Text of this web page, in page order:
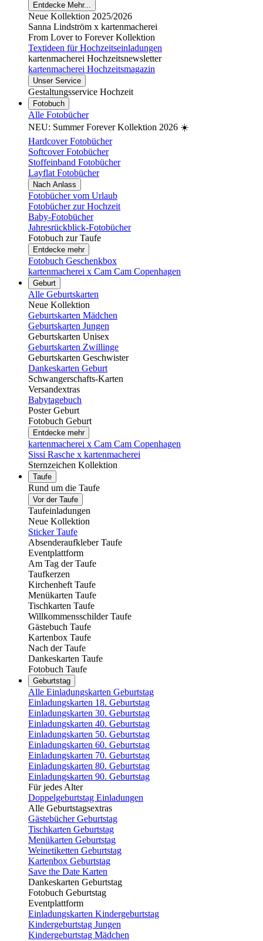
Entdecke Mehr...
Neue Kollektion 2025/2026
Sanna Lindström x kartenmacherei
From Lover to Forever Kollektion
Textideen für Hochzeitseinladungen
kartenmacherei Hochzeitsnewsletter
kartenmacherei Hochzeitsmagazin
Unser Service
Gestaltungsservice Hochzeit
Fotobuch
Alle Fotobücher
NEU: Summer Forever Kollektion 2026 ☀️
Hardcover Fotobücher
Softcover Fotobücher
Stoffeinband Fotobücher
Layflat Fotobücher
Nach Anlass
Fotobücher vom Urlaub
Fotobücher zur Hochzeit
Baby-Fotobücher
Jahresrückblick-Fotobücher
Fotobuch zur Taufe
Entdecke mehr
Fotobuch Geschenkbox
kartenmacherei x Cam Cam Copenhagen
Geburt
Alle Geburtskarten
Neue Kollektion
Geburtskarten Mädchen
Geburtskarten Jungen
Geburtskarten Unisex
Geburtskarten Zwillinge
Geburtskarten Geschwister
Dankeskarten Geburt
Schwangerschafts-Karten
Versandextras
Babytagebuch
Poster Geburt
Fotobuch Geburt
Entdecke mehr
kartenmacherei x Cam Cam Copenhagen
Sissi Rasche x kartenmacherei
Sternzeichen Kollektion
Taufe
Rund um die Taufe
Vor der Taufe
Taufeinladungen
Neue Kollektion
Sticker Taufe
Absenderaufkleber Taufe
Eventplattform
Am Tag der Taufe
Taufkerzen
Kirchenheft Taufe
Menükarten Taufe
Tischkarten Taufe
Willkommensschilder Taufe
Gästebuch Taufe
Kartenbox Taufe
Nach der Taufe
Dankeskarten Taufe
Fotobuch Taufe
Geburtstag
Alle Einladungskarten Geburtstag
Einladungskarten 18. Geburtstag
Einladungskarten 30. Geburtstag
Einladungskarten 40. Geburtstag
Einladungskarten 50. Geburtstag
Einladungskarten 60. Geburtstag
Einladungskarten 70. Geburtstag
Einladungskarten 80. Geburtstag
Einladungskarten 90. Geburtstag
Für jedes Alter
Doppelgeburtstag Einladungen
Alle Geburtstagsextras
Gästebücher Geburtstag
Tischkarten Geburtstag
Menükarten Geburtstag
Weinetiketten Geburtstag
Kartenbox Geburtstag
Save the Date Karten
Dankeskarten Geburtstag
Fotobuch Geburtstag
Eventplattform
Einladungskarten Kindergeburtstag
Kindergeburtstag Jungen
Kindergeburtstag Mädchen